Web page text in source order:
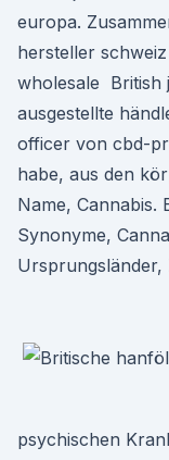
europa.
hersteller
wholesale British
ausgestellte
officer von cbd-
habe, aus den
Name, Cannabis.
Synonyme,
Ursprungsländer,
psychischen